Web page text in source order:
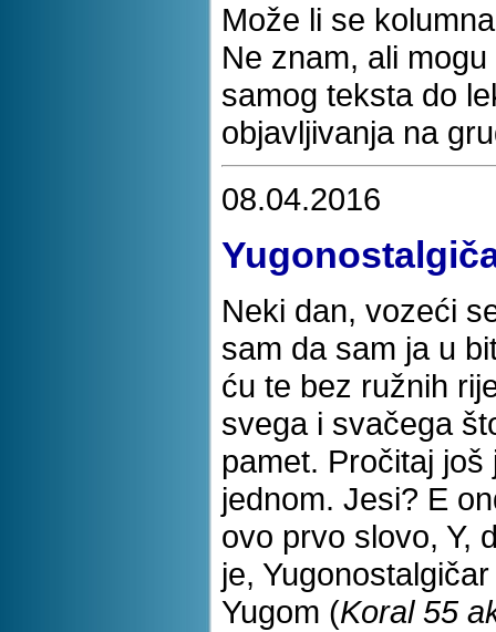
Može li se
Ne znam, ali
samog teksta do
objavljivanja na
08.04.2016
Neki dan, vozeći
sam da sam ja u
ću te bez ružnih
svega i svačega
pamet. Pročitaj
jednom. Jesi? E
ovo prvo slovo, Y,
je,
Yugom (Koral 55